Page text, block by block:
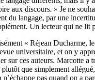
aux discours. » Je ne
du langage, par une
Un lecteur qui ne
« Réjean Ducharme,
universitaire, et on y
ces auteurs. Marcotte
que simplement
pas quand on a